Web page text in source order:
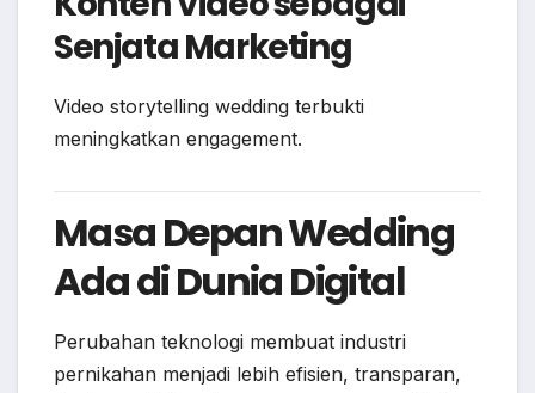
Senjata Marketing
Video storytelling wedding terbukti
meningkatkan engagement.
Masa Depan Wedding
Ada di Dunia Digital
Perubahan teknologi membuat industri
pernikahan menjadi lebih efisien, transparan,